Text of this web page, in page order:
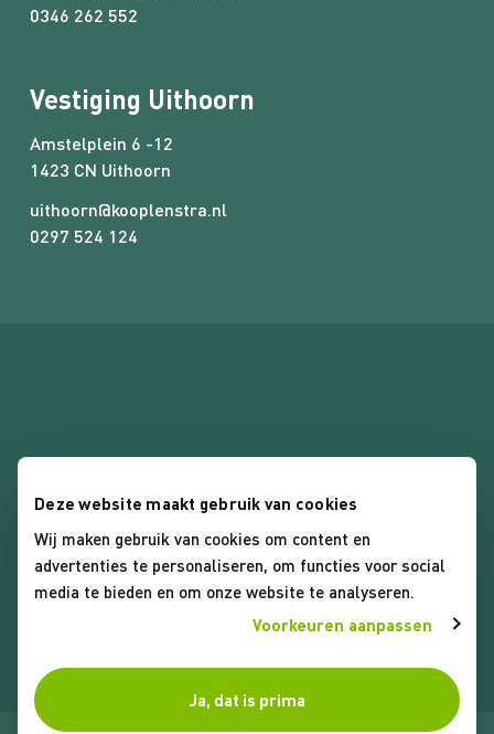
Deze website maakt gebruik van cookies
Wij maken gebruik van cookies om content en
advertenties te personaliseren, om functies voor social
media te bieden en om onze website te analyseren.
Voorkeuren aanpassen
Ja, dat is prima
0346 262 552
Vestiging Uithoorn
Amstelplein 6 -12
1423 CN Uithoorn
uithoorn@kooplenstra.nl
0297 524 124
Algemene voorwaarden
Privacybeleid